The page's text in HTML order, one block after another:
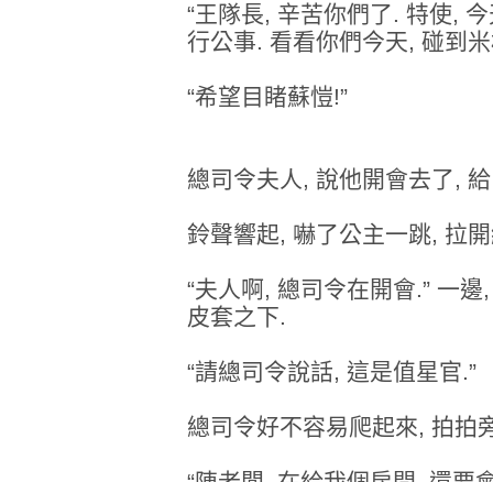
“王隊長, 辛苦你們了. 特使,
行公事. 看看你們今天, 碰到
“希望目睹蘇愷!”
總司令夫人, 說他開會去了,
鈴聲響起, 嚇了公主一跳, 拉
“夫人啊, 總司令在開會.” 一
皮套之下.
“請總司令說話, 這是值星官.”
總司令好不容易爬起來, 拍拍